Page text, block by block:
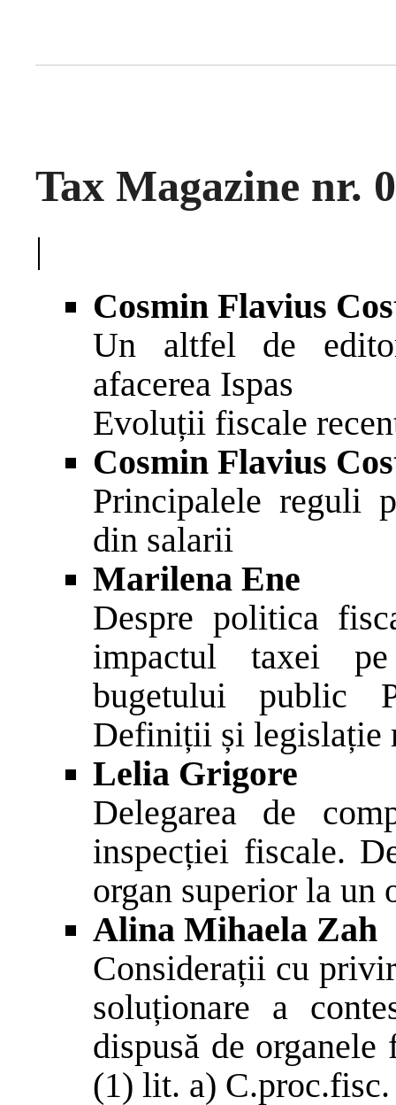
Tax Magazine nr.
|
Cosmin Flavius
Un altfel de
afacerea Ispas
Evoluții fiscale
Cosmin Flavius
Principalele reguli
din salarii
Marilena Ene
Despre politica
impactul taxei pe
bugetului public
Definiții și legislație
Lelia Grigore
Delegarea de
inspecției fiscale.
organ superior la un
Alina Mihaela Zah
Considerații cu
soluționare a
dispusă de
(1) lit. a) C.proc.fisc.